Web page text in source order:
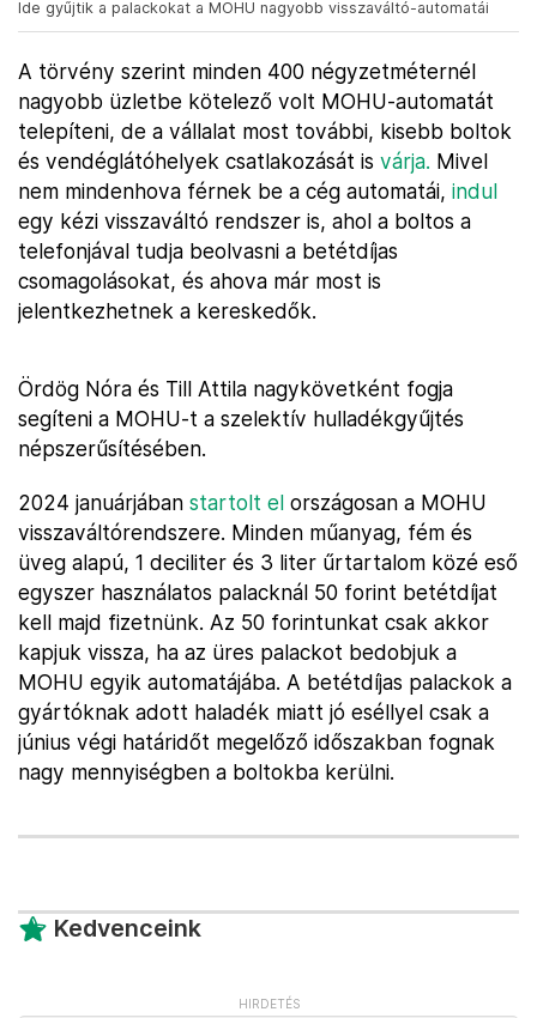
Ide gyűjtik a palackokat a MOHU nagyobb visszaváltó-automatái
A törvény szerint minden 400 négyzetméternél
nagyobb üzletbe kötelező volt MOHU-automatát
telepíteni, de a vállalat most további, kisebb boltok
és vendéglátóhelyek csatlakozását is várja. Mivel
nem mindenhova férnek be a cég automatái, indul
egy kézi visszaváltó rendszer is, ahol a boltos a
telefonjával tudja beolvasni a betétdíjas
csomagolásokat, és ahova már most is
jelentkezhetnek a kereskedők.
Ördög Nóra és Till Attila nagykövetként fogja
segíteni a MOHU-t a szelektív hulladékgyűjtés
népszerűsítésében.
2024 januárjában startolt el országosan a MOHU
visszaváltórendszere. Minden műanyag, fém és
üveg alapú, 1 deciliter és 3 liter űrtartalom közé eső
egyszer használatos palacknál 50 forint betétdíjat
kell majd fizetnünk. Az 50 forintunkat csak akkor
kapjuk vissza, ha az üres palackot bedobjuk a
MOHU egyik automatájába. A betétdíjas palackok a
gyártóknak adott haladék miatt jó eséllyel csak a
június végi határidőt megelőző időszakban fognak
nagy mennyiségben a boltokba kerülni.
Kedvenceink